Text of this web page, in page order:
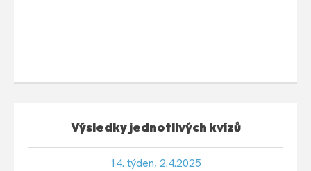
Výsledky jednotlivých kvízů
14. týden, 2.4.2025